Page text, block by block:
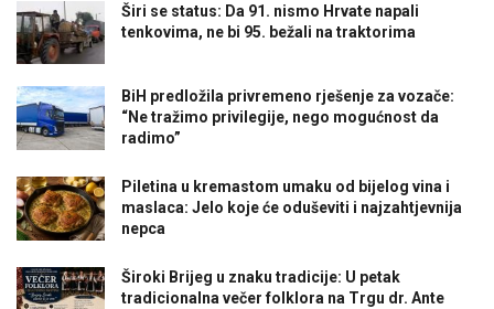
Širi se status: Da 91. nismo Hrvate napali
tenkovima, ne bi 95. bežali na traktorima
BiH predložila privremeno rješenje za vozače:
“Ne tražimo privilegije, nego mogućnost da
radimo”
Piletina u kremastom umaku od bijelog vina i
maslaca: Jelo koje će oduševiti i najzahtjevnija
nepca
Široki Brijeg u znaku tradicije: U petak
tradicionalna večer folklora na Trgu dr. Ante